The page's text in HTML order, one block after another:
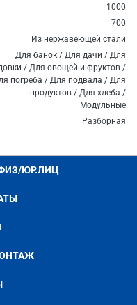
1000
700
Из нержавеющей стали
Для банок / Для дачи / Для
/ Для овощей и фруктов /
погреба / Для подвала / Для
продуктов / Для хлеба /
Модульные
Разборная
ЮР.ЛИЦ